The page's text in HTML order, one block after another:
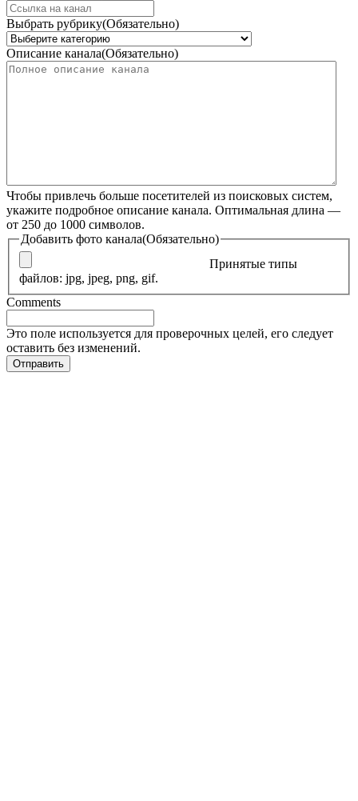
Выбрать рубрику(Обязательно)
Описание канала(Обязательно)
Чтобы привлечь больше посетителей из поисковых систем,
укажите подробное описание канала. Оптимальная длина —
от 250 до 1000 символов.
Добавить фото канала(Обязательно)
Принятые типы
файлов: jpg, jpeg, png, gif.
Comments
Это поле используется для проверочных целей, его следует
оставить без изменений.